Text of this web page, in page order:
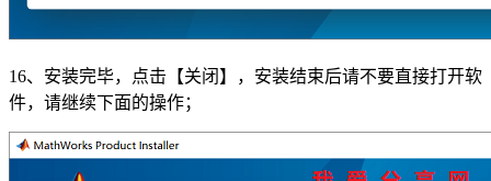
16、安装完毕，点击【关闭】，安装结束后请不要直接打开软
件，请继续下面的操作；